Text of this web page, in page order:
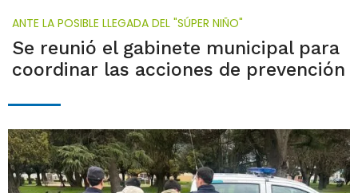
ANTE LA POSIBLE LLEGADA DEL "SÚPER NIÑO"
Se reunió el gabinete municipal para
coordinar las acciones de prevención